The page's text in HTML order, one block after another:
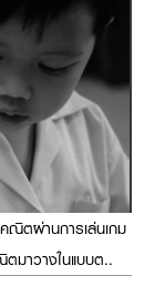
ณิตผ่านการเล่นเกม
มาวางในแบบต..